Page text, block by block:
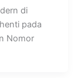
di
pada
Nomor